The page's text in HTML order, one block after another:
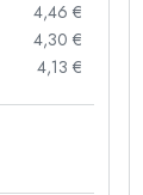
4,46 €
4,30 €
4,13 €